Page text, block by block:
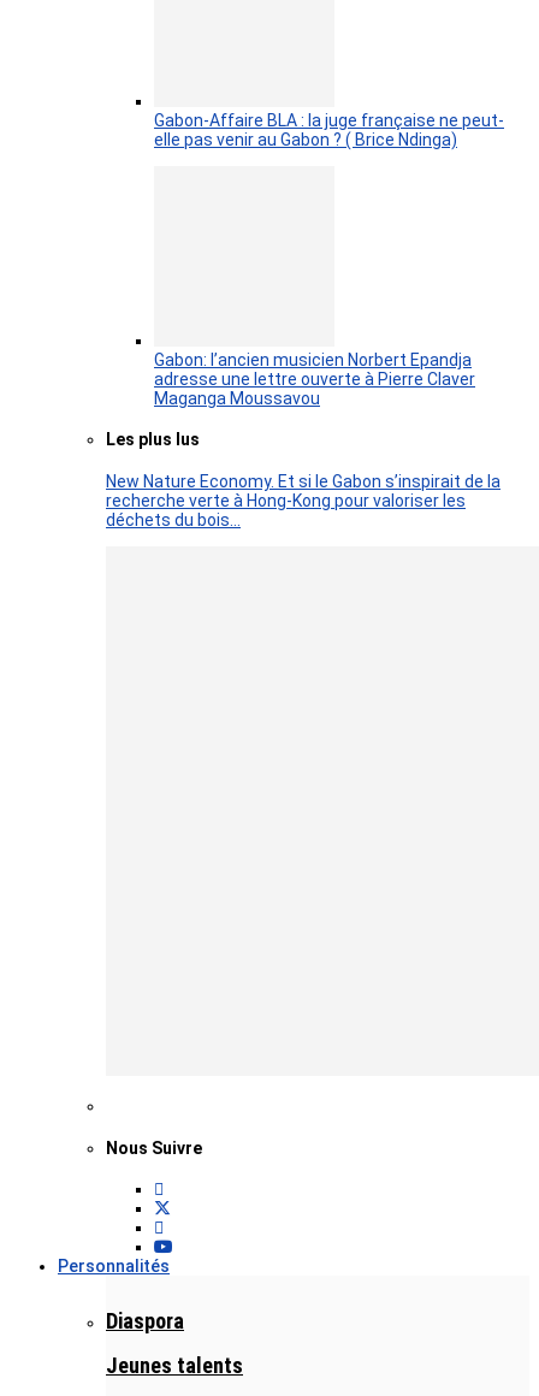
Gabon-Affaire BLA : la juge française ne peut-
elle pas venir au Gabon ? ( Brice Ndinga)
Gabon: l’ancien musicien Norbert Epandja
adresse une lettre ouverte à Pierre Claver
Maganga Moussavou
Les plus lus
New Nature Economy. Et si le Gabon s’inspirait de la
recherche verte à Hong-Kong pour valoriser les
déchets du bois…
Nous Suivre
Personnalités
Diaspora
Jeunes talents